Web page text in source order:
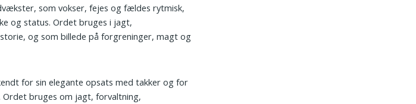
som vokser, fejes og fældes rytmisk,
og status. Ordet bruges i jagt,
og som billede på forgreninger, magt og
for sin elegante opsats med takker og for
bruges om jagt, forvaltning,